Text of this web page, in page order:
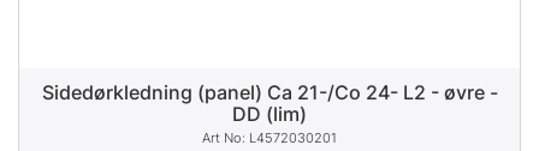
Sidedørkledning (panel) Ca 21-/Co 24- L2 - øvre -
DD (lim)
L4572030201